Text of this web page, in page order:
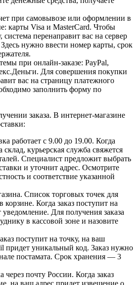
при самовывозе или оформлении в
карты Visa и MasterCard. Чтобы
система перенаправит вас на сервер
нужно ввести номер карты, срок
при онлайн-заказе: PayPal,
Для совершения покупки
вас на страницу платежного
заполнить форму по
заказа. В интернет-магазине
работает с 9.00 до 19.00. Когда
склад, курьерская служба свяжется
Специалист предложит выбрать
и уточнит адрес. Осмотрите
и соответствие указанной
Список торговых точек для
корзине. Когда заказ поступит на
Для получения заказа
в кассовой зоне и назовите
поступит на точку, на ваш
придет уникальный код. Заказ нужно
постамата. Срок хранения — 3
через почту России. Когда заказ
на ваш адрес придет извещение о